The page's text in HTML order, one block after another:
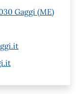
Gaggi (ME)